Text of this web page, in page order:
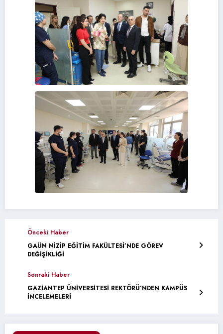
Önceki Haber
GAÜN NİZİP EĞİTİM FAKÜLTESİ’NDE GÖREV
DEĞİŞİKLİĞİ
Sonraki Haber
GAZİANTEP ÜNİVERSİTESİ REKTÖRÜ’NDEN KAMPÜS
İNCELEMELERİ